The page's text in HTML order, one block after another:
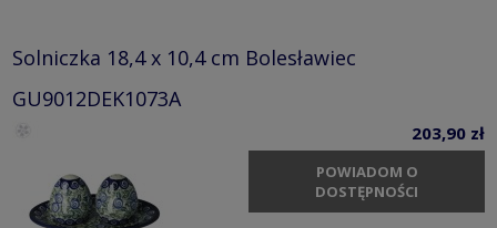
Solniczka 18,4 x 10,4 cm Bolesławiec
GU9012DEK1073A
203,90 zł
POWIADOM O
DOSTĘPNOŚCI